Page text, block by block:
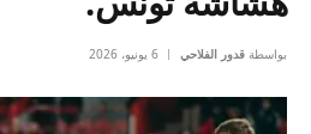
بواسطة قدور الفلاحي 6 يونيو، 2026